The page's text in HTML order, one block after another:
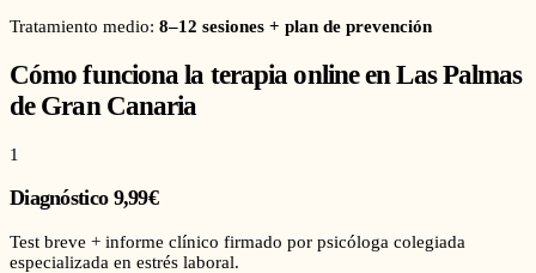
Tratamiento medio: 8–12 sesiones + plan de prevención
Cómo funciona la terapia online enLas Palmas
de Gran Canaria
1
Diagnóstico 9,99€
Test breve + informe clínico firmado por psicóloga colegiada
especializada en estrés laboral.